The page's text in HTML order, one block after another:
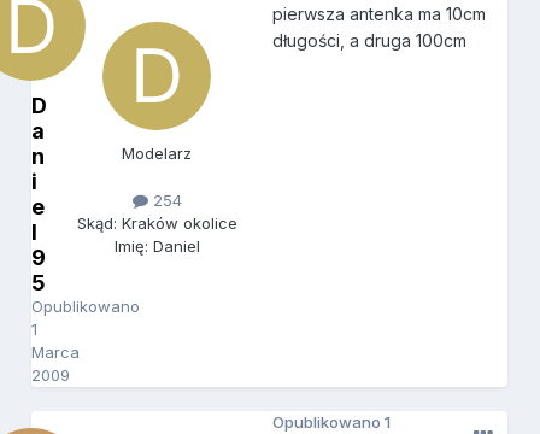
D
a
n
i
e
l
9
5
Opublikowano
1
Marca
2009
Modelarz
254
Skąd: Kraków okolice
Imię: Daniel
pierwsza antenka ma 10cm
długości, a druga 100cm
Opublikowano1